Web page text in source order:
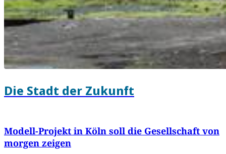
Die Stadt der Zukunft
Modell-Projekt in Köln soll die Gesellschaft von
morgen zeigen